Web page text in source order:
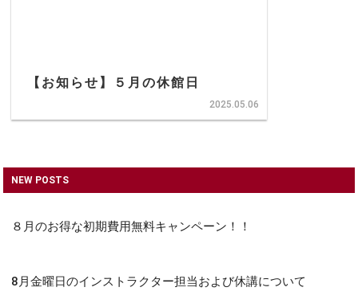
【お知らせ】５月の休館日
2025.05.06
NEW POSTS
８月のお得な初期費用無料キャンペーン！！
8月金曜日のインストラクター担当および休講について